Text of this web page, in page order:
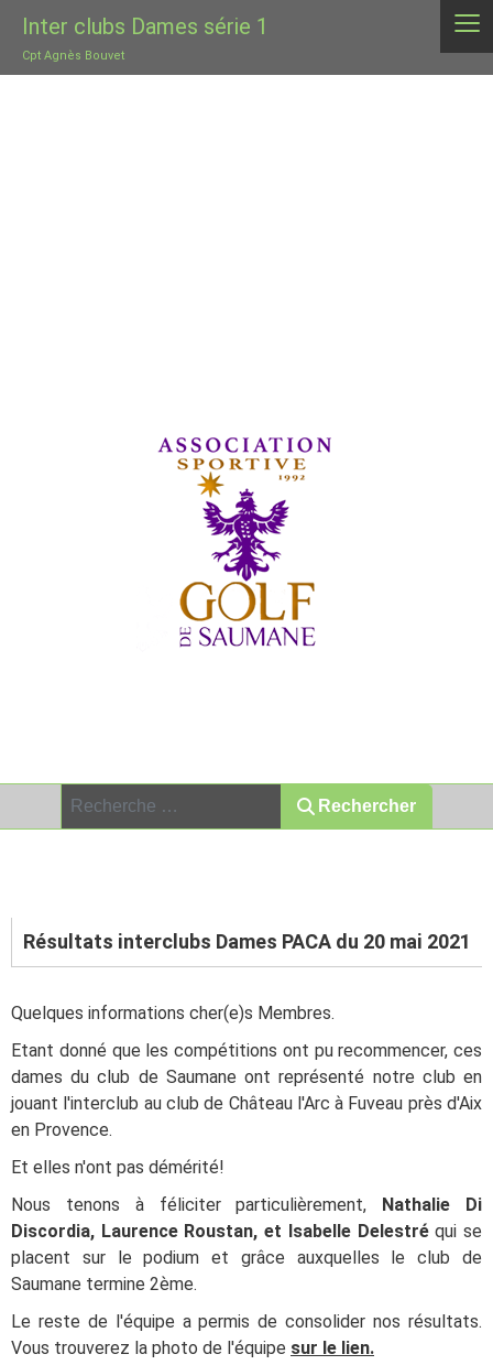
Rechercher Rechercher
Résultats interclubs Dames PACA du 20 mai 2021
Quelques informations cher(e)s Membres.
Etant donné que les compétitions ont pu recommencer, ces
dames du club de Saumane ont représenté notre club en
jouant l'interclub au club de Château l'Arc à Fuveau près d'Aix
en Provence.
Et elles n'ont pas démérité!
Nous tenons à féliciter particulièrement,
Nathalie Di
Discordia, Laurence Roustan, et Isabelle Delestréqui se
placent sur le podium et grâce auxquelles le club de
Saumane termine 2ème.
Le reste de l'équipe a permis de consolider nos résultats.
Vous trouverez la photo de l'équipe sur le lien.
Inter clubs Dames série 1
Cpt Agnès Bouvet ≡